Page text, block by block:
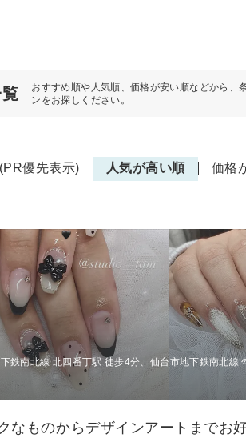
おすすめ順や人気順、価格が安い順などから、
ンをお探しください。
優先表示) 人気が高い順 価格
鉄南北線 北四番丁駅 徒歩4分、仙台市地下鉄南北線
なものからデザインアートまでお